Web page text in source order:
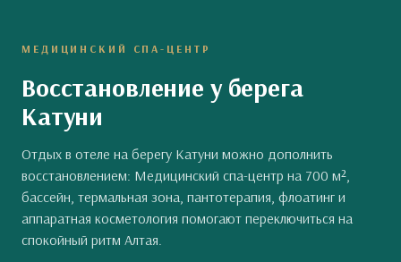
МЕДИЦИНСКИЙ СПА-ЦЕНТР
Восстановление у берега
Катуни
Отдых в отеле на берегу Катуни можно дополнить
восстановлением: Медицинский спа-центр на 700 м²,
бассейн, термальная зона, пантотерапия, флоатинг и
аппаратная косметология помогают переключиться на
спокойный ритм Алтая.